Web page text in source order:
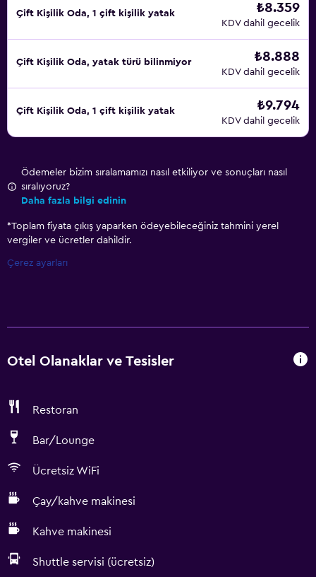
Çift ​Kişilik Oda, 1 çift kişilik yatak ₺8.359
KDV dahil gecelik
Çift ​Kişilik Oda, yatak türü bilinmiyor ₺8.888
KDV dahil gecelik
Çift ​Kişilik Oda, 1 çift kişilik yatak ₺9.794
KDV dahil gecelik
Ödemeler bizim sıralamamızı nasıl etkiliyor ve sonuçları nasıl
sıralıyoruz?
Daha fazla bilgi edinin
*Toplam fiyata çıkış yaparken ödeyebileceğiniz tahmini yerel
vergiler ve ücretler dahildir.
Çerez ayarları
Otel Olanaklar ve Tesisler
Restoran
Bar/Lounge
Ücretsiz WiFi
Çay/kahve makinesi
Kahve makinesi
Shuttle servisi (ücretsiz)